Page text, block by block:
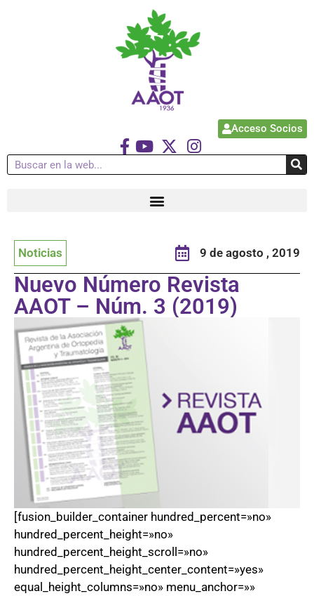
Acceso Socios
Noticias 9 de agosto , 2019
Nuevo Número Revista
AAOT – Núm. 3 (2019)
[fusion_builder_container hundred_percent=»no»
hundred_percent_height=»no»
hundred_percent_height_scroll=»no»
hundred_percent_height_center_content=»yes»
equal_height_columns=»no» menu_anchor=»»